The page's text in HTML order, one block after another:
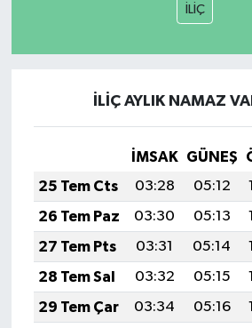
İLİÇ
İLİÇ AYLIK NAMAZ
İMSAK GÜNEŞ
25 Tem Cts
03:28 05:12
26 Tem Paz
03:30 05:13
27 Tem Pts
03:31 05:14
28 Tem Sal
03:32 05:15
29 Tem Çar
03:34 05:16